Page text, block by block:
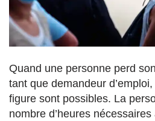
Quand une personne perd
tant que demandeur
figure sont possibles. La
nombre d’heures